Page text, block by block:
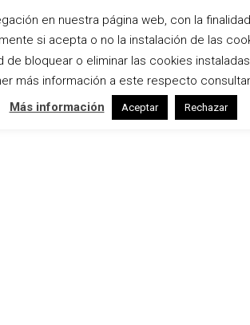
Bodas Estudio
en nuestra página web, con la
si acepta o no la instalación de las
bloquear o eliminar las cookies
más información a este respecto
Más información
Aceptar Rechazar